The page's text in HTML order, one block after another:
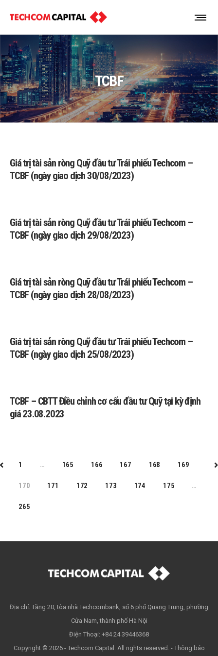
TCBF
Giá trị tài sản ròng Quỹ đầu tư Trái phiếu Techcom –
TCBF (ngày giao dịch 30/08/2023)
Giá trị tài sản ròng Quỹ đầu tư Trái phiếu Techcom –
TCBF (ngày giao dịch 29/08/2023)
Giá trị tài sản ròng Quỹ đầu tư Trái phiếu Techcom –
TCBF (ngày giao dịch 28/08/2023)
Giá trị tài sản ròng Quỹ đầu tư Trái phiếu Techcom –
TCBF (ngày giao dịch 25/08/2023)
TCBF – CBTT Điều chỉnh cơ cấu đầu tư Quỹ tại kỳ định
giá 23.08.2023
PREV1 … 165 166 167 168 169
170 171 172 173 174 175 …
265
Địa chỉ: Tầng 20, tòa nhà Techcombank, số 6 phố Quang Trung, phường
Cửa Nam, thành phố Hà Nội
Điện Thoại: +84 24 39446368
Copyright © 2026 - Techcom Capital. All rights reserved. - Thông báo